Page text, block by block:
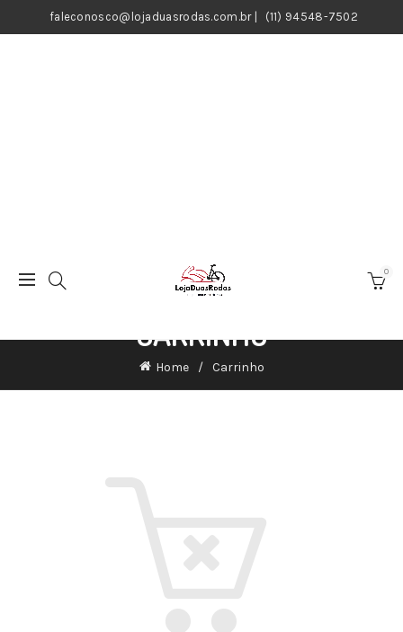
faleconosco@lojaduasrodas.com.br| (11) 94548-7502
0
CARRINHO
Home Carrinho